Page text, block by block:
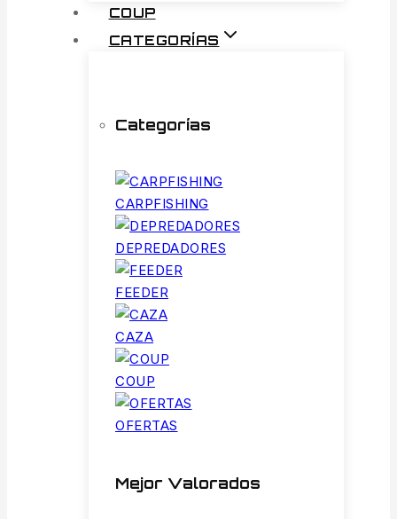
COUP
CATEGORÍAS
Categorías
CARPFISHING
DEPREDADORES
FEEDER
CAZA
COUP
OFERTAS
Mejor Valorados